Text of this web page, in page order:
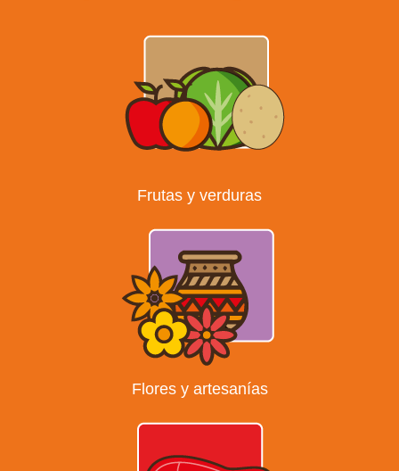
Frutas y verduras
Flores y artesanías